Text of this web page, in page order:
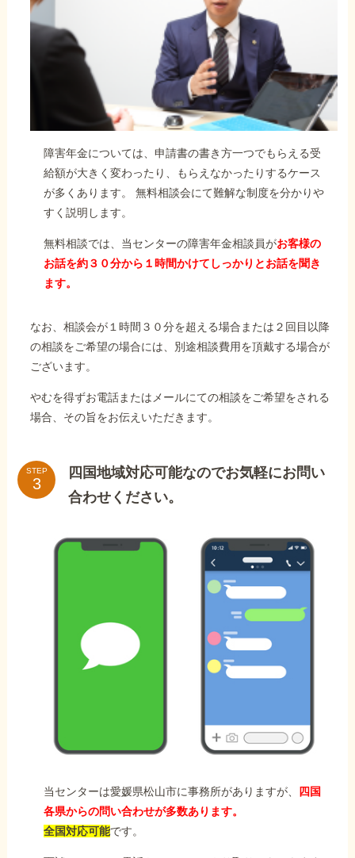
障害年金については、申請書の書き方一つでもらえる受
給額が大きく変わったり、もらえなかったりするケース
が多くあります。 無料相談会にて難解な制度を分かりや
すく説明します。
無料相談では、当センターの障害年金相談員がお客様の
お話を約３０分から１時間かけてしっかりとお話を聞き
ます。
なお、相談会が１時間３０分を超える場合または２回目以降
の相談をご希望の場合には、別途相談費用を頂戴する場合が
ございます。
やむを得ずお電話またはメールにての相談をご希望をされる
場合、その旨をお伝えいただきます。
STEP
四国地域対応可能なのでお気軽にお問い
合わせください。
当センターは愛媛県松山市に事務所がありますが、
四国
各県からの問い合わせが多数あります。
全国対応可能です。